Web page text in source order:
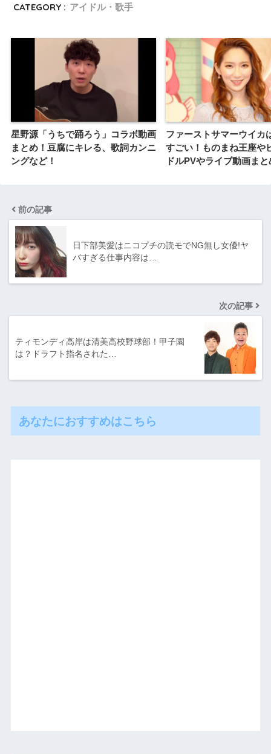
CATEGORY : アイドル・歌手
星野源「うちで踊ろう」コラボ動画
まとめ！豆腐にキレる、歌詞カンニ
ングなど！
ファーストサマーウイカ
すごい！ものまね王座や
ドルPVやライブ動画まと
前の記事
日下部美愛はニコプチの読モでNG無し女優!ヤ
バすぎる仕事内容は…
次の記事
ティモンディ高岸は清美高校野球部！甲子園
は？ドラフト指名された…
あなたにおすすめはこちら